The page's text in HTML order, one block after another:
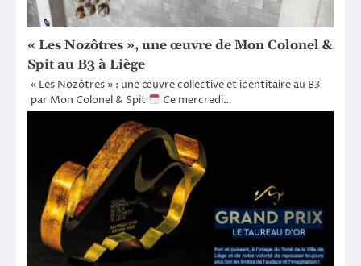
« Les Nozôtres », une œuvre de Mon Colonel &
Spit au B3 à Liège
« Les Nozôtres » : une œuvre collective et identitaire au B3
par Mon Colonel & Spit
Ce mercredi…